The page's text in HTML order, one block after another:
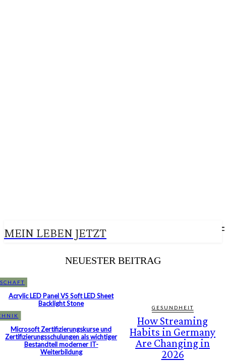
MEIN LEBEN JETZT
NEUESTER BEITRAG
Acrylic LED Panel VS Soft LED Sheet
Backlight Stone
Microsoft Zertifizierungskurse und
Zertifizierungsschulungen als wichtiger
Bestandteil moderner IT-
Weiterbildung
GESUNDHEIT
How Streaming
Habits in Germany
Are Changing in
2026